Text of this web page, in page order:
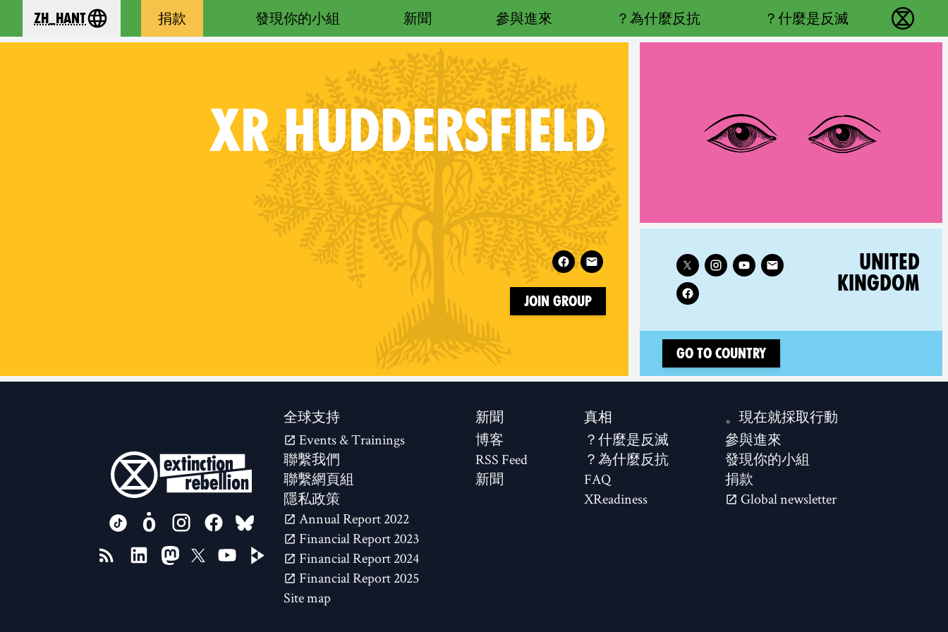
反抗滅絕 - Home
什麼是反滅？
為什麼反抗？
參與進來
新聞
發現你的小組
捐款
your language
zh_Hant
XRHUDDERSFIELD
Follow XR Huddersfield on
Join Group
RELATED COUNTRY GROUP:
UNITED
KINGDOM
Follow XR United Kingdom on
Go to country
現在就採取行動。
參與進來
發現你的小組
捐款
Global newsletter
真相
什麼是反滅？
為什麼反抗？
FAQ
XReadiness
新聞
博客
RSS Feed
新聞
全球支持
Events & Trainings
聯繫我們
聯繫網頁組
隱私政策
2022 Annual Report
2023 Financial Report
2024 Financial Report
2025 Financial Report
Site map
FOLLOW US ON